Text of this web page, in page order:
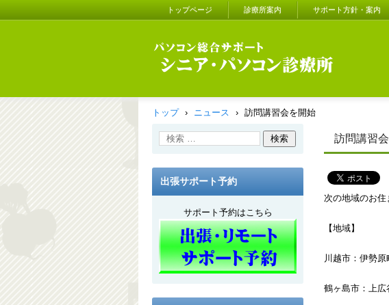
トップページ 診療所案内 サポート方針・案内
トップ › ニュース › 訪問講習会を開始
訪問講習
次の地域のお住
【地域】
川越市：伊勢
鶴ヶ島市：上広
出張サポート予約
サポート予約はこちら